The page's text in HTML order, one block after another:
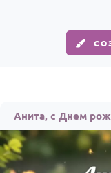
Женщине
Мужчине
Детям
Все
Анита, с Днем